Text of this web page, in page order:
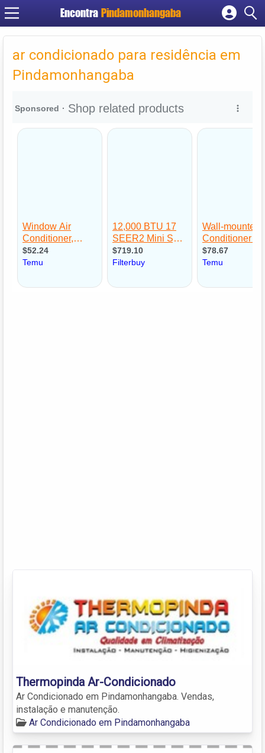
Encontra Pindamonhangaba
Cadastrar empresa
Criar conta
ar condicionado para residência em
Pindamonhangaba
Thermopinda Ar-Condicionado
Ar Condicionado em Pindamonhangaba. Vendas,
instalação e manutenção.
Ar Condicionado em Pindamonhangaba